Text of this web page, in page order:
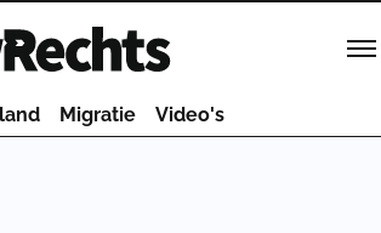
Migratie Video's